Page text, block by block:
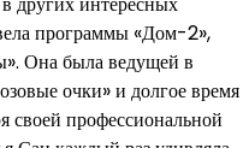
программы «Дом-2»,
Она была ведущей в
очки» и долгое время
своей профессиональной